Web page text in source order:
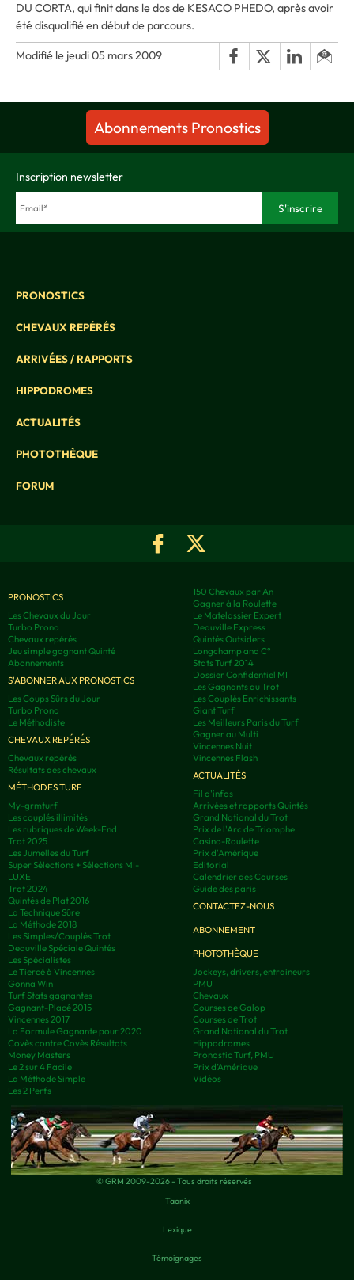
DU CORTA, qui finit dans le dos de KESACO PHEDO, après avoir
été disqualifié en début de parcours.
Modifié le jeudi 05 mars 2009
Abonnements Pronostics
Inscription newsletter
PRONOSTICS
CHEVAUX REPÉRÉS
ARRIVÉES / RAPPORTS
HIPPODROMES
ACTUALITÉS
PHOTOTHÈQUE
FORUM
PRONOSTICS
Les Chevaux du Jour
Turbo Prono
Chevaux repérés
Jeu simple gagnant Quinté
Abonnements
S'ABONNER AUX PRONOSTICS
Les Coups Sûrs du Jour
Turbo Prono
Le Méthodiste
CHEVAUX REPÉRÉS
Chevaux repérés
Résultats des chevaux
MÉTHODES TURF
My-grmturf
Les couplés illimités
Les rubriques de Week-End
Trot 2025
Les Jumelles du Turf
Super Sélections + Sélections MI-
LUXE
Trot 2024
Quintés de Plat 2016
La Technique Sûre
La Méthode 2018
Les Simples/Couplés Trot
Deauville Spéciale Quintés
Les Spécialistes
Le Tiercé à Vincennes
Gonna Win
Turf Stats gagnantes
Gagnant-Placé 2015
Vincennes 2017
La Formule Gagnante pour 2020
Covès contre Covès Résultats
Money Masters
Le 2 sur 4 Facile
La Méthode Simple
Les 2 Perfs
150 Chevaux par An
Gagner à la Roulette
Le Matelassier Expert
Deauville Express
Quintés Outsiders
Longchamp and C°
Stats Turf 2014
Dossier Confidentiel MI
Les Gagnants au Trot
Les Couplés Enrichissants
Giant Turf
Les Meilleurs Paris du Turf
Gagner au Multi
Vincennes Nuit
Vincennes Flash
ACTUALITÉS
Fil d'infos
Arrivées et rapports Quintés
Grand National du Trot
Prix de l'Arc de Triomphe
Casino-Roulette
Prix d'Amérique
Editorial
Calendrier des Courses
Guide des paris
CONTACTEZ-NOUS
ABONNEMENT
PHOTOTHÈQUE
Jockeys, drivers, entraineurs
PMU
Chevaux
Courses de Galop
Courses de Trot
Grand National du Trot
Hippodromes
Pronostic Turf, PMU
Prix d’Amérique
Vidéos
© GRM 2009-2026 - Tous droits réservés
Taonix
Lexique
Témoignages